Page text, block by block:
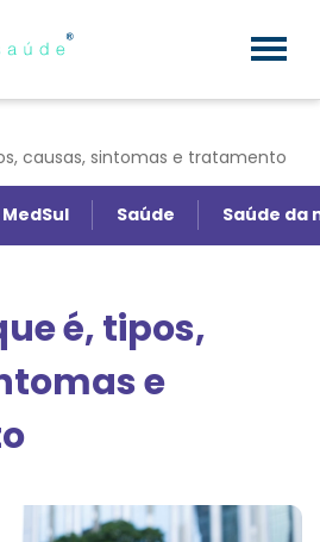
causas, sintomas e tratamento
MedSul Saúde Saúde da
é, tipos,
e